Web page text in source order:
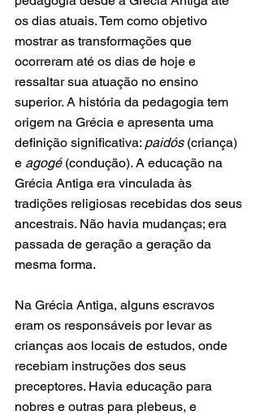
os dias atuais. Tem como objetivo
mostrar as transformações que
ocorreram até os dias de hoje e
ressaltar sua atuação no ensino
superior. A história da pedagogia tem
origem na Grécia e apresenta uma
definição significativa: paidós (criança)
e agogé (condução). A educação na
Grécia Antiga era vinculada às
tradições religiosas recebidas dos seus
ancestrais. Não havia mudanças; era
passada de geração a geração da
mesma forma.
Na Grécia Antiga, alguns escravos
eram os responsáveis por levar as
crianças aos locais de estudos, onde
recebiam instruções dos seus
preceptores. Havia educação para
nobres e outras para plebeus, e